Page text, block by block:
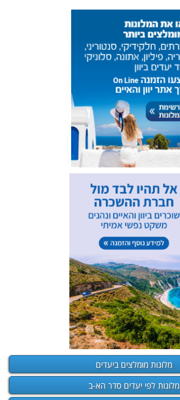
מלונות מומלצים ביעדים
מלונות לפי יעדים סדר הא-ב